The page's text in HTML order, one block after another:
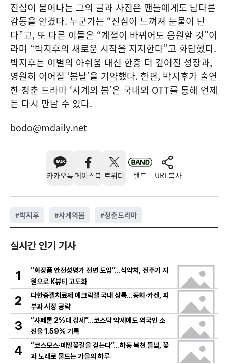
진심이 묻어나는 그의 글과 사진은 팬들에게도 남다른
감동을 안겼다. 누군가는 “진심이 느껴져 눈물이 난
다”고, 또 다른 이들은 “계절이 바뀌어도 응원할 것”이
라며 “박지후의 새로운 시작을 지지한다”고 화답했다.
박지후는 이별의 아쉬움 대신 한층 더 깊어진 성장과,
영원히 이어질 ‘봄날’을 기약했다. 한편, 박지후가 출연
한 청춘 드라마 ‘사계의 봄’은 국내외 OTT를 통해 언제
든 다시 만날 수 있다.
bodo@mdaily.net
카카오톡 페이스북 트위터 밴드 URL복사
#박지후 #사계의봄 #청춘드라마
실시간 인기 기사
1
“화장품 안전성평가 전면 도입”…식약처, 전주기 지
원으로 K뷰티 고도화
2
다한증겔치료제 에크락겔 국내 상륙…동화·카켄, 피
부과 시장 공략
3
“샤페론 2%대 강세”…코스닥 약세에도 외국인 소
진율 1.59% 기록
4
“코스모스·메밀꽃길을 걷는다”…하동 북천 들녘, 꽃
과 노래로 물드는 가을의 하루